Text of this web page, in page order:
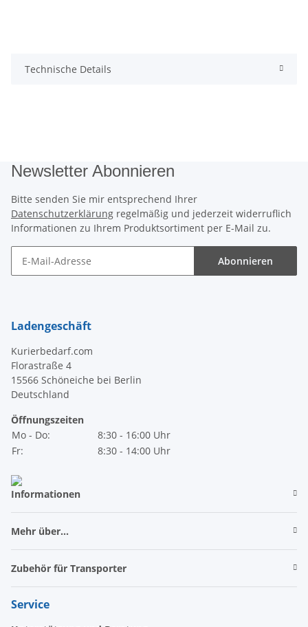
Technische Details
Newsletter Abonnieren
Bitte senden Sie mir entsprechend Ihrer
Datenschutzerklärung regelmäßig und jederzeit widerruflich
Informationen zu Ihrem Produktsortiment per E-Mail zu.
Abonnieren
Ladengeschäft
Kurierbedarf.com
Florastraße 4
15566 Schöneiche bei Berlin
Deutschland
Öffnungszeiten
Mo - Do:
8:30 - 16:00 Uhr
Fr:
8:30 - 14:00 Uhr
Informationen
Mehr über...
Zubehör für Transporter
Service